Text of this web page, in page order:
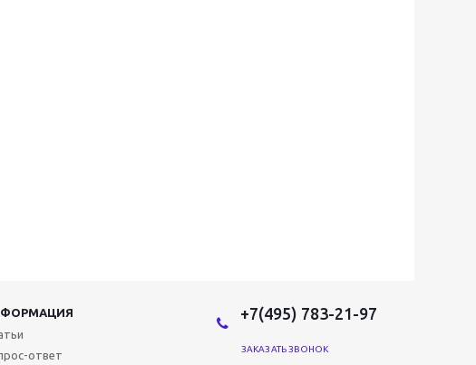
ответ
+7(495) 783-21-97
ЗАКАЗАТЬ ЗВОНОК